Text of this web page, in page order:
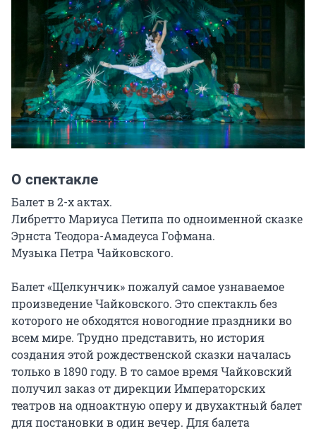
О спектакле
Балет в 2-х актах.
Либретто Мариуса Петипа по одноименной сказке
Эрнста Теодора-Амадеуса Гофмана.
Музыка Петра Чайковского.
Балет «Щелкунчик» пожалуй самое узнаваемое
произведение Чайковского. Это спектакль без
которого не обходятся новогодние праздники во
всем мире. Трудно представить, но история
создания этой рождественской сказки началась
только в 1890 году. В то самое время Чайковский
получил заказ от дирекции Императорских
театров на одноактную оперу и двухактный балет
для постановки в один вечер. Для балета